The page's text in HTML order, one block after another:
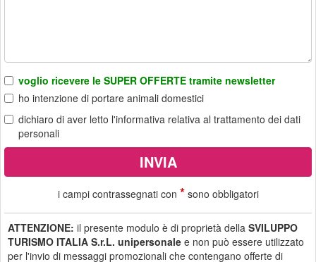
voglio ricevere le SUPER OFFERTE tramite newsletter
ho intenzione di portare animali domestici
dichiaro di aver letto l'informativa relativa al trattamento dei dati
personali
i campi contrassegnati con *sono obbligatori
ATTENZIONE: il presente modulo è di proprietà della SVILUPPO
TURISMO ITALIA S.r.L. unipersonale e non può essere utilizzato
per l'invio di messaggi promozionali che contengano offerte di